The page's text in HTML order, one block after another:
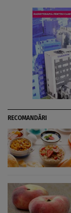
RECOMANDĂRI